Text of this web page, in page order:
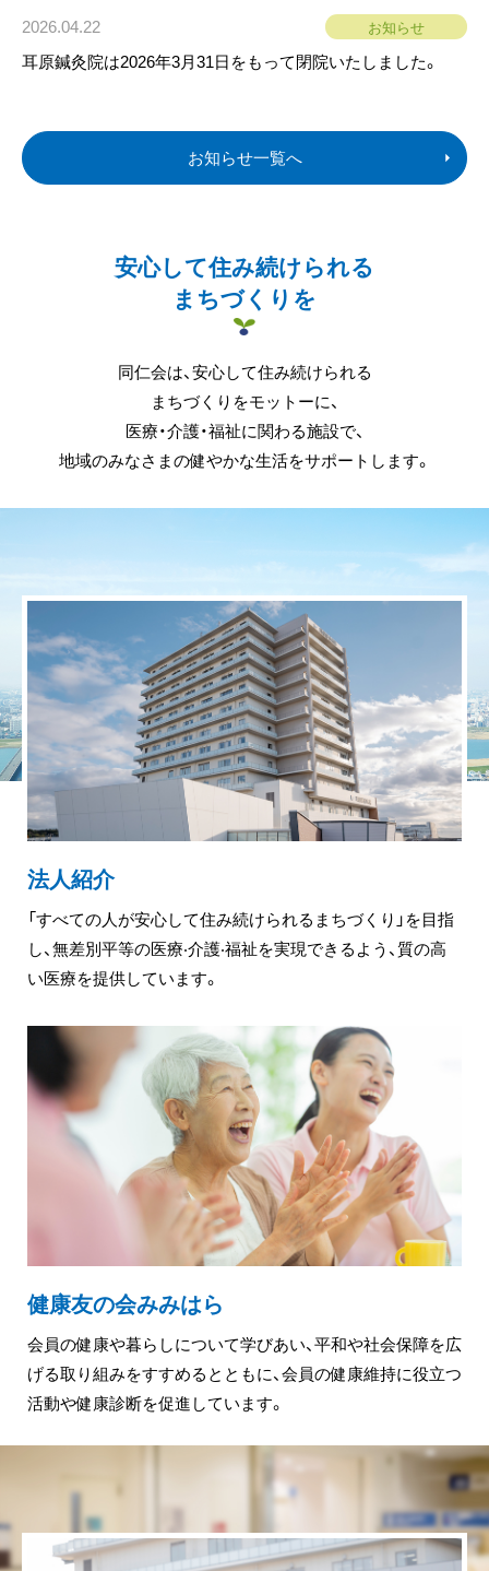
2026.04.22 お知らせ
耳原鍼灸院は2026年3月31日をもって閉院いたしました。
お知らせ一覧へ
安⼼して住み続けられる
まちづくりを
同仁会は、安⼼して住み続けられる
まちづくりをモットーに、
医療・介護・福祉に関わる施設で、
地域のみなさまの健やかな⽣活をサポートします。
法人紹介
「すべての⼈が安⼼して住み続けられるまちづくり」を⽬指
し、無差別平等の医療‧介護‧福祉を実現できるよう、質の⾼
い医療を提供しています。
健康友の会みみはら
会員の健康や暮らしについて学びあい、平和や社会保障を広
げる取り組みをすすめるとともに、会員の健康維持に役⽴つ
活動や健康診断を促進しています。